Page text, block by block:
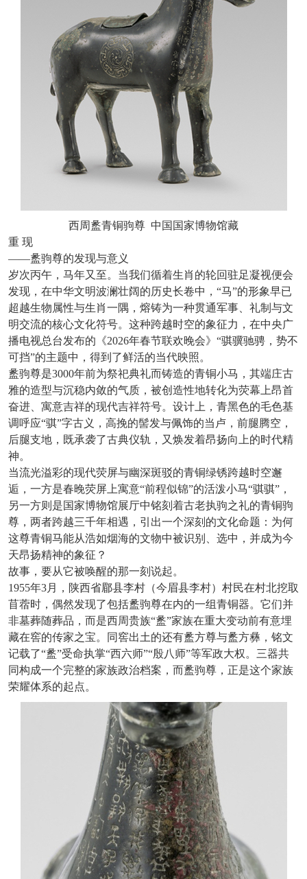
西周盠青铜驹尊 中国国家博物馆藏
重 现
——盠驹尊的发现与意义
岁次丙午，马年又至。当我们循着生肖的轮回驻足凝视便会
发现，在中华文明波澜壮阔的历史长卷中， “马”的形象早已
超越生物属性与生肖一隅，熔铸为一种贯通军事、礼制与文
明交流的核心文化符号。这种跨越时空的象征力，在中央广
播电视总台发布的《2026年春节联欢晚会》“骐骥驰骋，势不
可挡”的主题中，得到了鲜活的当代映照。
盠驹尊是3000年前为祭祀典礼而铸造的青铜小马，其端庄古
雅的造型与沉稳内敛的气质，被创造性地转化为荧幕上昂首
奋进、寓意吉祥的现代吉祥符号。设计上，青黑色的毛色基
调呼应“骐”字古义，高挽的髻发与佩饰的当卢，前腿腾空，
后腿支地，既承袭了古典仪轨，又焕发着昂扬向上的时代精
神。
当流光溢彩的现代荧屏与幽深斑驳的青铜绿锈跨越时空邂
逅，一方是春晚荧屏上寓意“前程似锦”的活泼小马“骐骐”，
另一方则是国家博物馆展厅中铭刻着古老执驹之礼的青铜驹
尊，两者跨越三千年相遇，引出一个深刻的文化命题：为何
这尊青铜马能从浩如烟海的文物中被识别、选中，并成为今
天昂扬精神的象征？
故事，要从它被唤醒的那一刻说起。
1955年3月，陕西省郿县李村（今眉县李村）村民在村北挖取
苜蓿时，偶然发现了包括盠驹尊在内的一组青铜器。它们并
非墓葬随葬品，而是西周贵族“盠”家族在重大变动前有意埋
藏在窖的传家之宝。同窖出土的还有盠方尊与盠方彝，铭文
记载了“盠”受命执掌“西六师”“殷八师”等军政大权。三器共
同构成一个完整的家族政治档案，而盠驹尊，正是这个家族
荣耀体系的起点。